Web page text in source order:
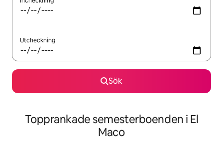
Utcheckning
Sök
Topprankade semesterboenden i El
Maco